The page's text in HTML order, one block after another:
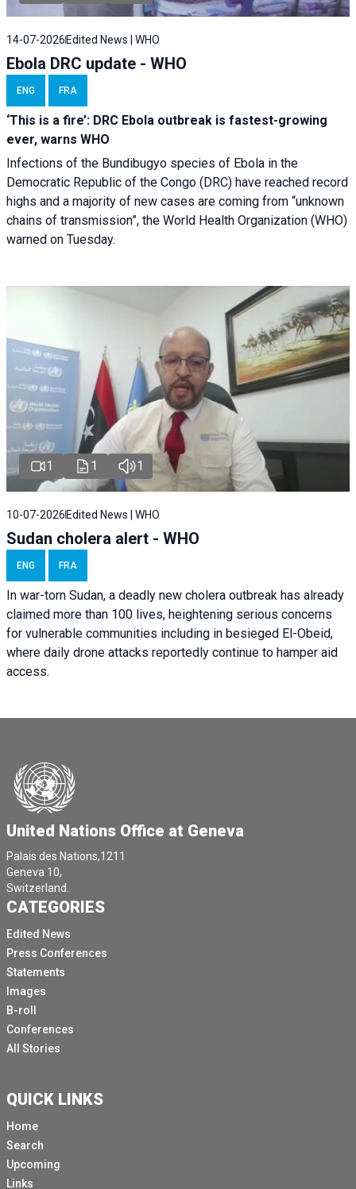
14-07-2026 Edited News | WHO
Ebola DRC update - WHO
ENG FRA
‘This is a fire’: DRC Ebola outbreak is fastest-growing
ever, warns WHO
Infections of the Bundibugyo species of Ebola in the
Democratic Republic of the Congo (DRC) have reached record
highs and a majority of new cases are coming from “unknown
chains of transmission”, the World Health Organization (WHO)
warned on Tuesday.
1 1 1
10-07-2026 Edited News | WHO
Sudan cholera alert - WHO
ENG FRA
In war-torn Sudan, a deadly new cholera outbreak has already
claimed more than 100 lives, heightening serious concerns
for vulnerable communities including in besieged El-Obeid,
where daily drone attacks reportedly continue to hamper aid
access.
United Nations Office at Geneva
Palais des Nations,1211
Geneva 10,
Switzerland.
CATEGORIES
Edited News
Press Conferences
Statements
Images
B-roll
Conferences
All Stories
QUICK LINKS
Home
Search
Upcoming
Links